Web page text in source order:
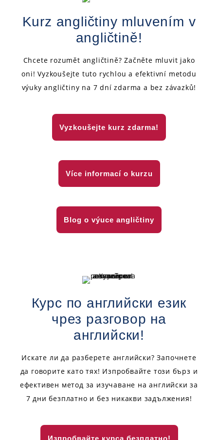
Kurz angličtiny mluvením v
angličtině!
Chcete rozumět angličtině? Začněte mluvit jako
oni! Vyzkoušejte tuto rychlou a efektivní metodu
výuky angličtiny na 7 dní zdarma a bez závazků!
Vyzkoušejte kurz zdarma!
Více informací o kurzu
Blog o výuce angličtiny
Курс по английски език
чрез разговор на
английски!
Искате ли да разберете английски? Започнете
да говорите като тях! Изпробвайте този бърз и
ефективен метод за изучаване на английски за
7 дни безплатно и без никакви задължения!